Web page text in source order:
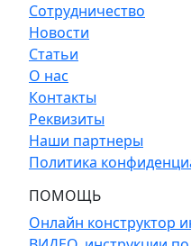
Сотрудничество
Новости
Статьи
О нас
Контакты
Реквизиты
Наши партнеры
Политика
ПОМОЩЬ
Онлайн конструктор